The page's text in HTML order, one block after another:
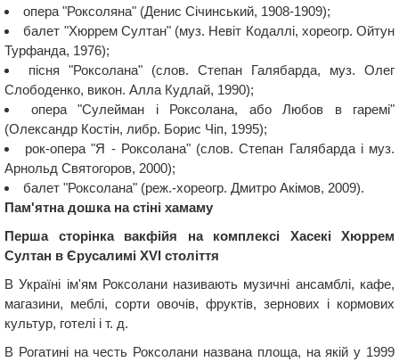
опера "Роксоляна" (Денис Січинський, 1908-1909);
балет "Хюррем Султан" (муз. Невіт Кодаллі, хореогр. Ойтун
Турфанда, 1976);
пісня "Роксолана" (слов. Степан Галябарда, муз. Олег
Слободенко, викон. Алла Кудлай, 1990);
опера "Сулейман і Роксолана, або Любов в гаремі"
(Олександр Костін, либр. Борис Чіп, 1995);
рок-опера "Я - Роксолана" (слов. Степан Галябарда і муз.
Арнольд Святогоров, 2000);
балет "Роксолана" (реж.-хореогр. Дмитро Акімов, 2009).
Пам'ятна дошка на стіні хамаму
Перша сторінка вакфійя на комплексі Хасекі Хюррем
Султан в Єрусалимі XVI століття
В Україні ім'ям Роксолани називають музичні ансамблі, кафе,
магазини, меблі, сорти овочів, фруктів, зернових і кормових
культур, готелі і т. д.
В Рогатині на честь Роксолани названа площа, на якій у 1999